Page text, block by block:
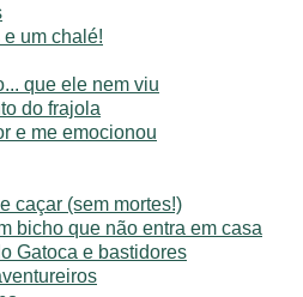
e um chalé!
que ele nem viu
do frajola
e me emocionou
caçar (sem mortes!)
bicho que não entra em casa
Gatoca e bastidores